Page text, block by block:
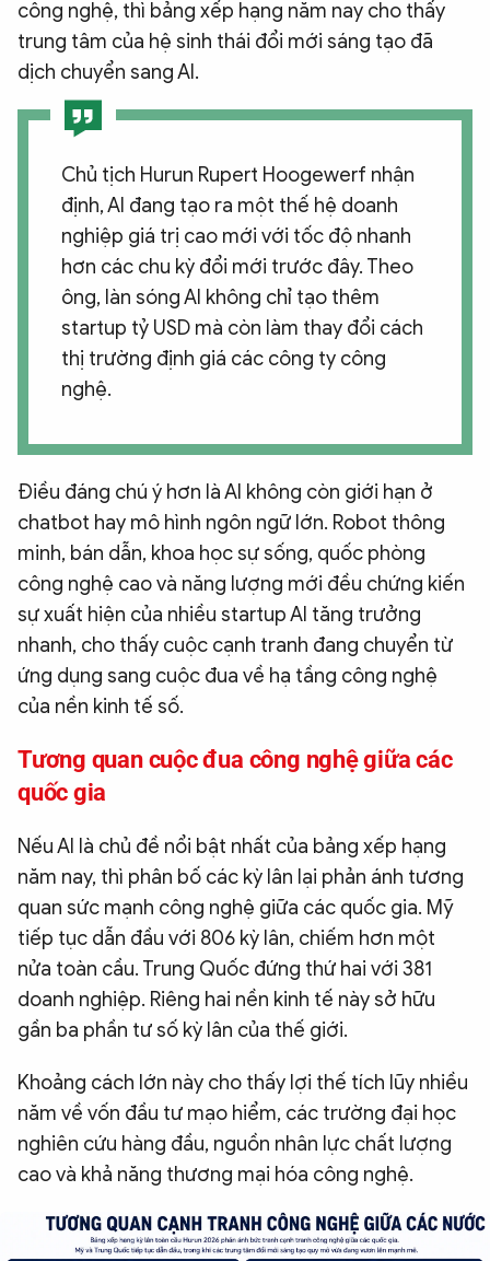
công nghệ, thì bảng xếp hạng năm nay cho thấy
trung tâm của hệ sinh thái đổi mới sáng tạo đã
dịch chuyển sang AI.
Chủ tịch Hurun Rupert Hoogewerf nhận
định, AI đang tạo ra một thế hệ doanh
nghiệp giá trị cao mới với tốc độ nhanh
hơn các chu kỳ đổi mới trước đây. Theo
ông, làn sóng AI không chỉ tạo thêm
startup tỷ USD mà còn làm thay đổi cách
thị trường định giá các công ty công
nghệ.
Điều đáng chú ý hơn là AI không còn giới hạn ở
chatbot hay mô hình ngôn ngữ lớn. Robot thông
minh, bán dẫn, khoa học sự sống, quốc phòng
công nghệ cao và năng lượng mới đều chứng kiến
sự xuất hiện của nhiều startup AI tăng trưởng
nhanh, cho thấy cuộc cạnh tranh đang chuyển từ
ứng dụng sang cuộc đua về hạ tầng công nghệ
của nền kinh tế số.
Tương quan cuộc đua công nghệ giữa các
quốc gia
Nếu AI là chủ đề nổi bật nhất của bảng xếp hạng
năm nay, thì phân bố các kỳ lân lại phản ánh tương
quan sức mạnh công nghệ giữa các quốc gia. Mỹ
tiếp tục dẫn đầu với 806 kỳ lân, chiếm hơn một
nửa toàn cầu. Trung Quốc đứng thứ hai với 381
doanh nghiệp. Riêng hai nền kinh tế này sở hữu
gần ba phần tư số kỳ lân của thế giới.
Khoảng cách lớn này cho thấy lợi thế tích lũy nhiều
năm về vốn đầu tư mạo hiểm, các trường đại học
nghiên cứu hàng đầu, nguồn nhân lực chất lượng
cao và khả năng thương mại hóa công nghệ.